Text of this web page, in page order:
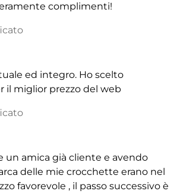
complimenti!
ed integro. Ho scelto
il miglior prezzo del web
un amica già cliente e avendo
delle mie crocchette erano nel
favorevole , il passo successivo è